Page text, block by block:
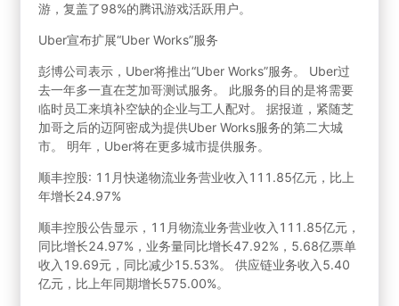
游，复盖了98%的腾讯游戏活跃用户。
Uber宣布扩展“Uber Works”服务
彭博公司表示，Uber将推出“Uber Works”服务。 Uber过
去一年多一直在芝加哥测试服务。 此服务的目的是将需要
临时员工来填补空缺的企业与工人配对。 据报道，紧随芝
加哥之后的迈阿密成为提供Uber Works服务的第二大城
市。 明年，Uber将在更多城市提供服务。
顺丰控股: 11月快递物流业务营业收入111.85亿元，比上
年增长24.97%
顺丰控股公告显示，11月物流业务营业收入111.85亿元，
同比增长24.97%，业务量同比增长47.92%，5.68亿票单
收入19.69元，同比减少15.53%。 供应链业务收入5.40
亿元，比上年同期增长575.00%。